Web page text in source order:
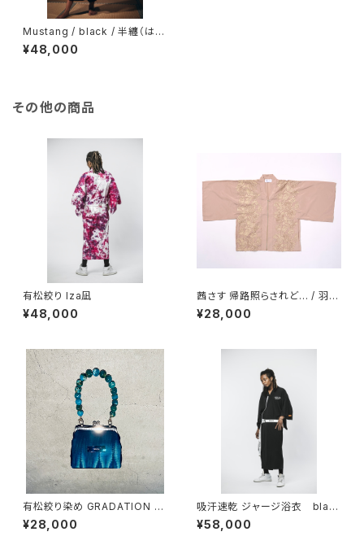
Mustang / black / 半纏（はん
てん）
¥48,000
その他の商品
有松絞り Iza凪
¥48,000
茜さす 帰路照らされど… / 羽織
/ 刺繍 / Transcendent Pink
¥28,000
有松絞り染め GRADATION B
AG 3way / blue
¥28,000
吸汗速乾 ジャージ浴衣 blac
k
¥58,000